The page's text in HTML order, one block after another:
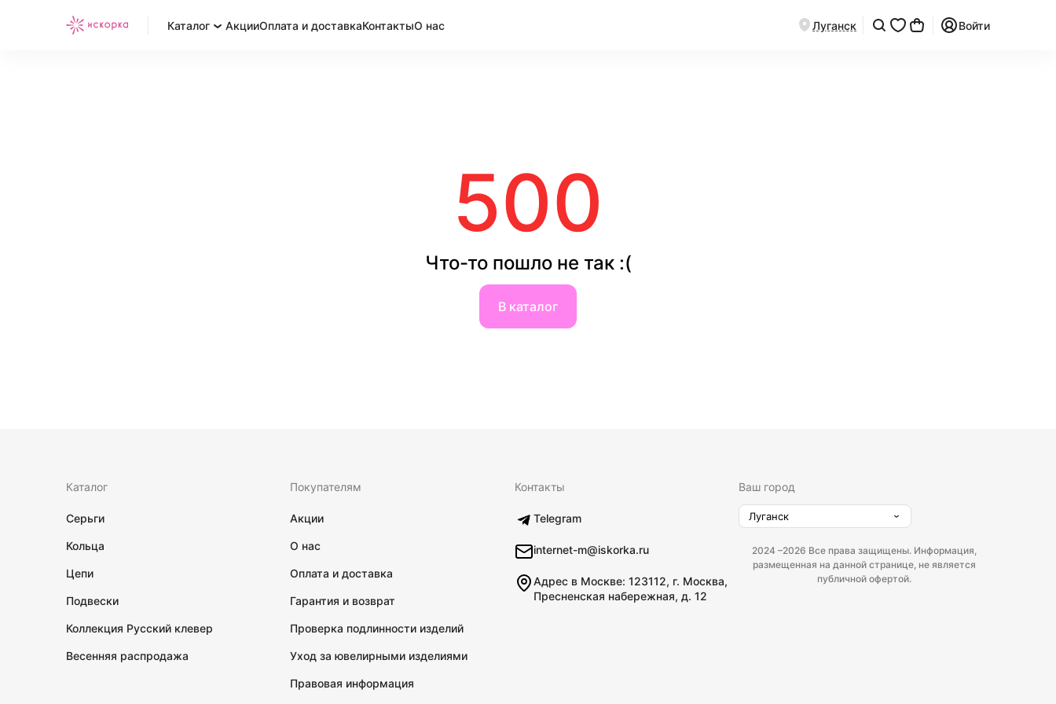
Каталог АкцииОплата и доставкаКонтактыО нас Луганск Войти
500
Что-то пошло не так :(
В каталог
Каталог
Серьги
Кольца
Цепи
Подвески
Коллекция Русский клевер
Весенняя распродажа
Покупателям
Акции
О нас
Оплата и доставка
Гарантия и возврат
Проверка подлинности изделий
Уход за ювелирными изделиями
Правовая информация
Контакты
Telegram
internet-m@iskorka.ru
Адрес в Москве: 123112, г. Москва,
Пресненская набережная, д. 12
Ваш город
Луганск
2024 –2026 Все права защищены. Информация,
размещенная на данной странице, не является
публичной офертой.